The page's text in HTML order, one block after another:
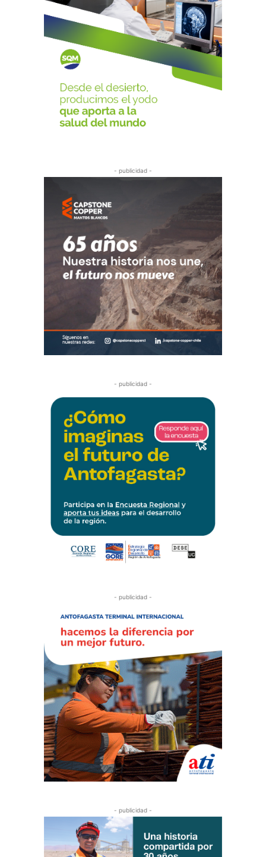
- publicidad -
- publicidad -
- publicidad -
- publicidad -